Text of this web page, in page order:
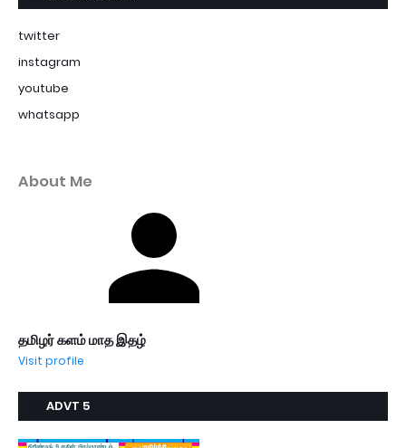
twitter
instagram
youtube
whatsapp
About Me
தமிழர் களம் மாத இதழ்
Visit profile
ADVT 5